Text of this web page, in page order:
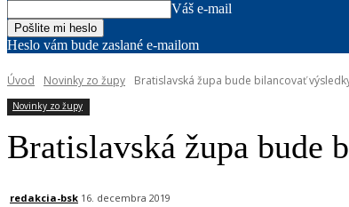
Váš e-mail
Heslo vám bude zaslané e-mailom
Úvod Novinky zo župy Bratislavská župa bude bilancovať
Novinky zo župy
Bratislavská župa bude
redakcia-bsk 16. decembra 2019